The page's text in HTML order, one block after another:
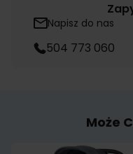
Napisz do nas
504 773 060
Może